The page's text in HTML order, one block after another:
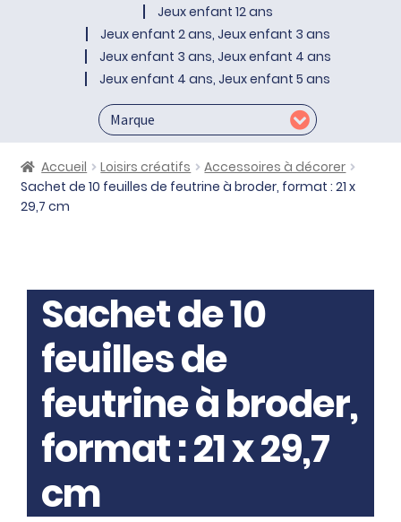
Jeux enfant 12 ans
Jeux enfant 2 ans, Jeux enfant 3 ans
Jeux enfant 3 ans, Jeux enfant 4 ans
Jeux enfant 4 ans, Jeux enfant 5 ans
Accueil Loisirs créatifs
Accessoires à décorer
Sachet de 10 feuilles de feutrine à broder, format : 21 x
29,7 cm
Sachet de 10
feuilles de
feutrine à broder,
format : 21 x 29,7
cm